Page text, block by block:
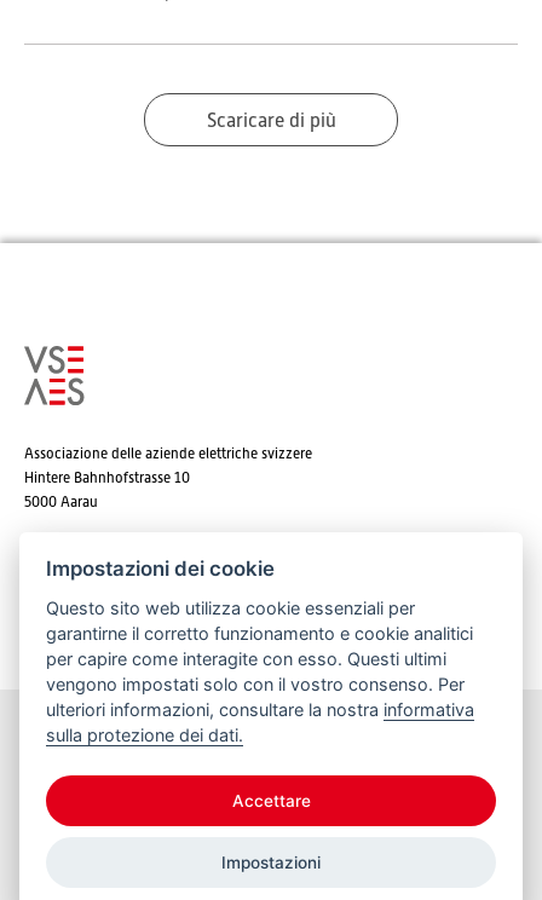
Scaricare di più
Associazione delle aziende elettriche svizzere
Hintere Bahnhofstrasse 10
5000 Aarau
E-mail: info@strom.ch
Rimanere informato
© 2026 VSE
Impostazioni dei cookie
Questo sito web utilizza cookie essenziali per
garantirne il corretto funzionamento e cookie analitici
per capire come interagite con esso. Questi ultimi
vengono impostati solo con il vostro consenso. Per
ulteriori informazioni, consultare la nostra informativa
sulla protezione dei dati.
Accettare
Impostazioni